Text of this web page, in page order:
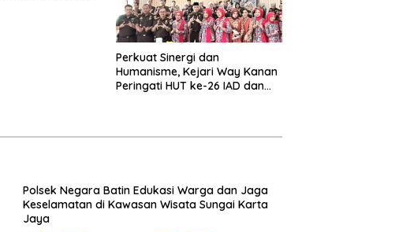
Perkuat Sinergi dan
Humanisme, Kejari Way Kanan
Peringati HUT ke-26 IAD dan
Polsek Negara Batin Edukasi Warga dan Jaga
Keselamatan di Kawasan Wisata Sungai Karta
Jaya